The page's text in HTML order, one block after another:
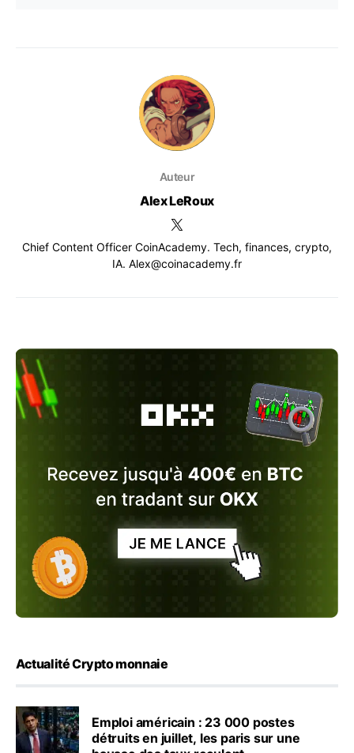
Auteur
Alex LeRoux
Chief Content Officer CoinAcademy. Tech, finances, crypto,
IA. Alex@coinacademy.fr
Actualité Crypto monnaie
Emploi américain : 23 000 postes
détruits en juillet, les paris sur une